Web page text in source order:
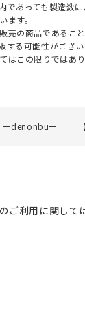
あっても製造数
す。
の商品であるこ
る可能性がござい
はこの限りではあり
ーdenonbuー
利用に関して